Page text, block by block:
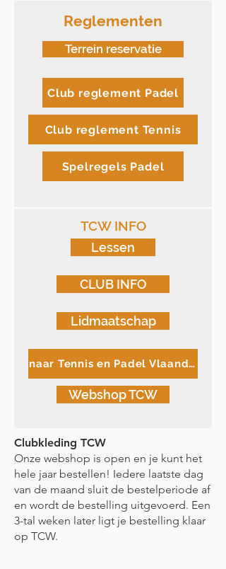
Reglementen
Terrein reservatie
Club reglement Padel
Club reglement Tennis
Spelregels Padel
TCW INFO
Lidmaatschap
Lessen
CLUB INFO
naar Tennis en Padel Vlaanderen
Webshop TCW
Clubkleding TCW
Onze webshop is open en je kunt het
hele jaar bestellen! Iedere laatste dag
van de maand sluit de bestelperiode af
en wordt de bestelling uitgevoerd. Een
3-tal weken later ligt je bestelling klaar
op TCW.